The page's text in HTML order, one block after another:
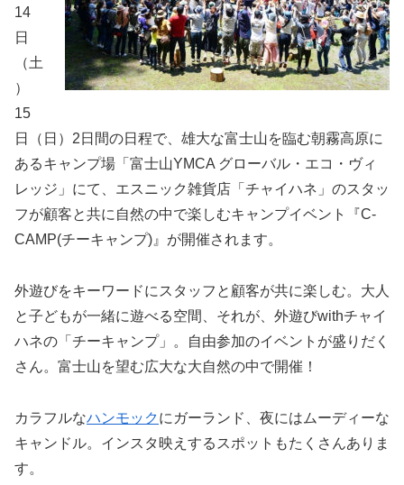
14
日
（土
）
15
日（日）2日間の日程で、雄大な富士山を臨む朝霧高原に
あるキャンプ場「富士山YMCA グローバル・エコ・ヴィ
レッジ」にて、エスニック雑貨店「チャイハネ」のスタッ
フが顧客と共に自然の中で楽しむキャンプイベント『C-
CAMP(チーキャンプ)』が開催されます。
外遊びをキーワードにスタッフと顧客が共に楽しむ。大人
と子どもが一緒に遊べる空間、それが、外遊びwithチャイ
ハネの「チーキャンプ」。自由参加のイベントが盛りだく
さん。富士山を望む広大な大自然の中で開催！
カラフルなハンモックにガーランド、夜にはムーディーな
キャンドル。インスタ映えするスポットもたくさんありま
す。